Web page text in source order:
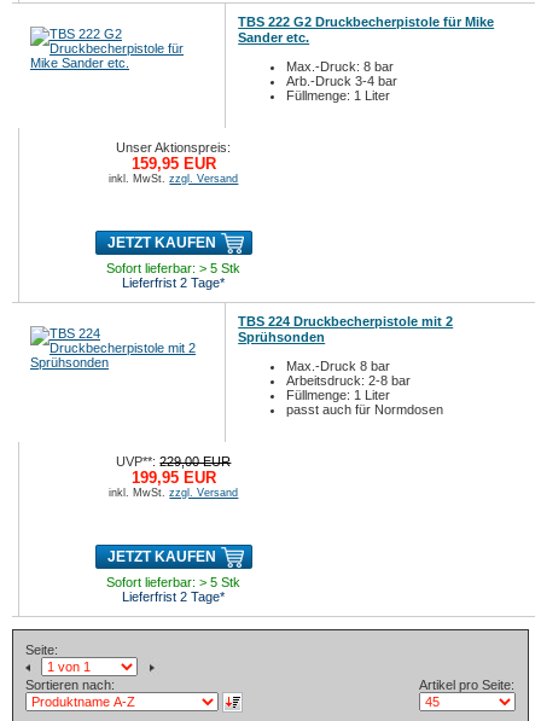
TBS 222 G2 Druckbecherpistole für Mike
Sander etc.
Max.-Druck: 8 bar
Arb.-Druck 3-4 bar
Füllmenge: 1 Liter
Unser Aktionspreis:
159,95 EUR
inkl. MwSt.zzgl. Versand
JETZT KAUFEN
Sofort lieferbar: > 5 Stk
Lieferfrist 2 Tage*
TBS 224 Druckbecherpistole mit 2
Sprühsonden
Max.-Druck 8 bar
Arbeitsdruck: 2-8 bar
Füllmenge: 1 Liter
passt auch für Normdosen
UVP**:229,00 EUR
199,95 EUR
inkl. MwSt.zzgl. Versand
JETZT KAUFEN
Sofort lieferbar: > 5 Stk
Lieferfrist 2 Tage*
Seite:
Sortieren nach: Artikel pro Seite: